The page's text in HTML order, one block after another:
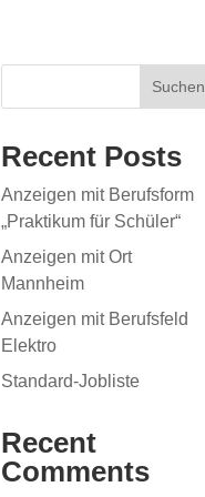
Suchen
Recent Posts
Anzeigen mit Berufsform
„Praktikum für Schüler“
Anzeigen mit Ort
Mannheim
Anzeigen mit Berufsfeld
Elektro
Standard-Jobliste
Recent
Comments